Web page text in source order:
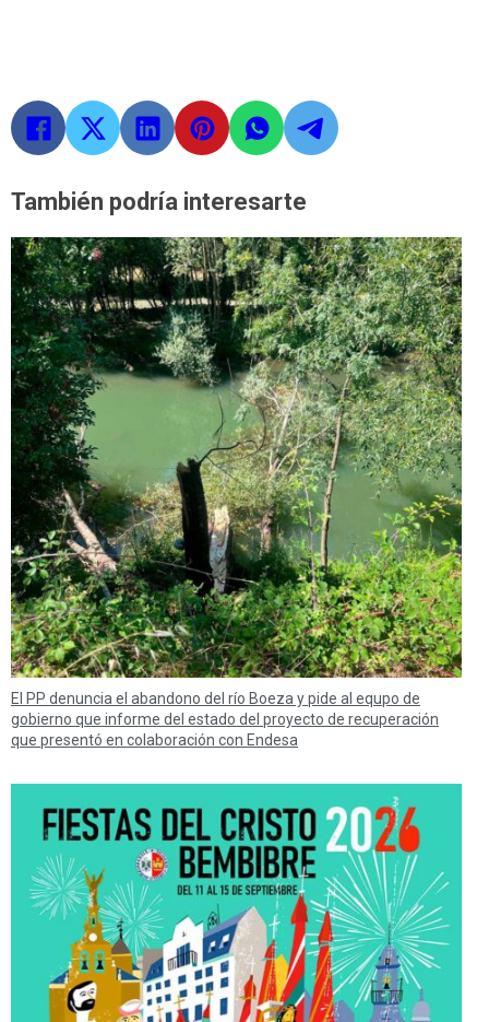
También podría interesarte
El PP denuncia el abandono del río Boeza y pide al equpo de
gobierno que informe del estado del proyecto de recuperación
que presentó en colaboración con Endesa